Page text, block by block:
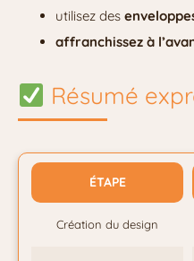
utilisez des
affranchissez à
Résumé
ÉTAPE
Création du design